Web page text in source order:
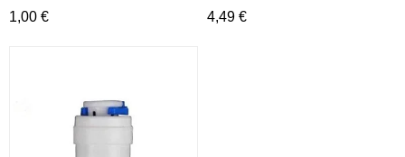
Prix
1,00 € Prix
4,49 €